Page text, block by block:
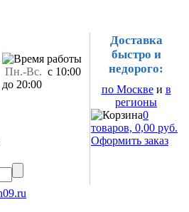
Пн.-Вс. с 10:00
до 20:00
Доставка
быстро и
недорого:
по Москвеи в
регионы
0
товаров, 0,00 руб.
Оформить заказ